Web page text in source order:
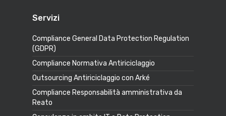
Servizi
Compliance General Data Protection Regulation
(GDPR)
Compliance Normativa Antiriciclaggio
Outsourcing Antiriciclaggio con Arké
Compliance Responsabilità amministrativa da
Reato